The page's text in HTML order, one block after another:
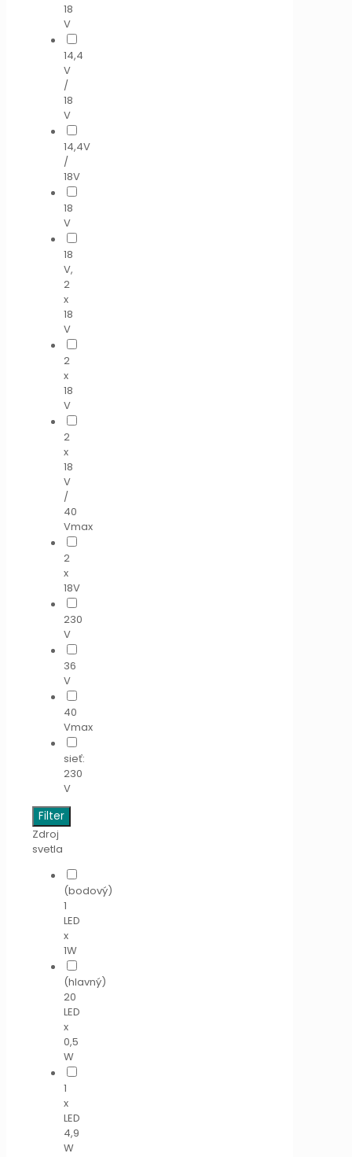
18
V
14,4
V
/
18
V
14,4V
/
18V
18
V
18
V,
2
x
18
V
2
x
18
V
2
x
18
V
/
40
Vmax
2
x
18V
230
V
36
V
40
Vmax
sieť:
230
V
Filter
Zdroj
svetla
(bodový)
1
LED
x
1W
(hlavný)
20
LED
x
0,5
W
1
x
LED
4,9
W